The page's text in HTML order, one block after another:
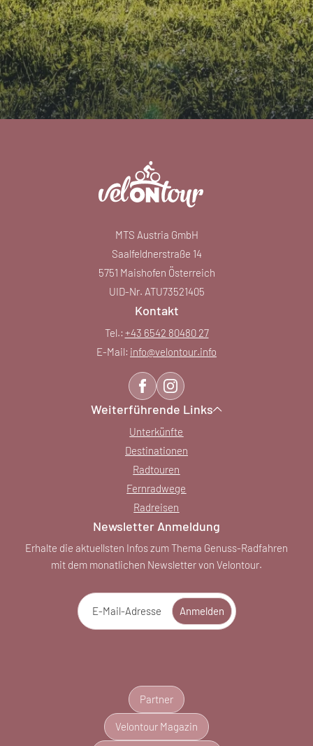
MTS Austria GmbH
Saalfeldnerstraße 14
5751 Maishofen Österreich
UID-Nr. ATU73521405
Kontakt
Tel.: +43 6542 80480 27
E-Mail: info@velontour.info
Weiterführende Links
Unterkünfte
Destinationen
Radtouren
Fernradwege
Radreisen
Newsletter Anmeldung
Erhalte die aktuellsten Infos zum Thema Genuss-Radfahren
mit dem monatlichen Newsletter von Velontour.
E-Mail-Adresse Anmelden
Partner
Velontour Magazin